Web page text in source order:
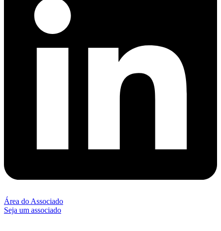
Área do Associado
Seja um associado